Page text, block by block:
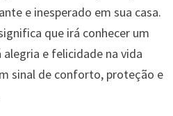
e inesperado em sua casa.
que irá conhecer um
e felicidade na vida
sinal de conforto, proteção e